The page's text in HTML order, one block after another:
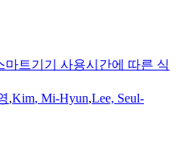
트기기 사용시간에 따른 식
,Kim, Mi-Hyun,Lee, Seul-